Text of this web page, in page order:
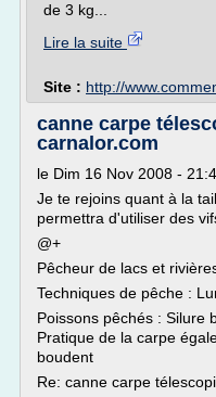
de 3 kg...
Lire la suite
Site : http://
canne carpe
carnalor.com
le Dim 16 Nov 2008 -
Je te rejoins quant à la
permettra d'utiliser des
@+
Pêcheur de lacs et
Techniques de pêche :
Poissons pêchés : Silure
Pratique de la carpe
boudent
Re: canne carpe